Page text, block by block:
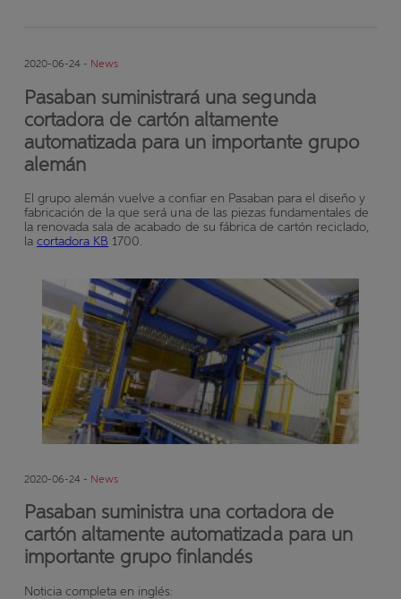
2020-06-24 - News
Pasaban suministrará una segunda
cortadora de cartón altamente
automatizada para un importante grupo
alemán
El grupo alemán vuelve a confiar en Pasaban para el diseño y
fabricación de la que será una de las piezas fundamentales de
la renovada sala de acabado de su fábrica de cartón reciclado,
la cortadora KB 1700.
2020-06-24 - News
Pasaban suministra una cortadora de
cartón altamente automatizada para un
importante grupo finlandés
Noticia completa en inglés: